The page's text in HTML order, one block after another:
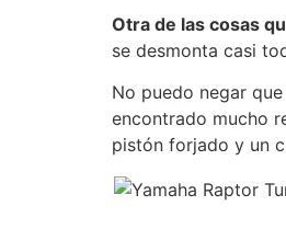
Otra de las cosas
se desmonta casi
No puedo negar
encontrado mucho
pistón forjado y un